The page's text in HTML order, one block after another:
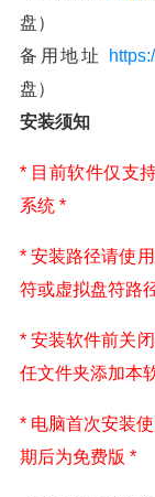
盘）
备用地址
盘）
安装须知
* 目前软件仅支
系统 *
* 安装路径请使
符或虚拟盘符路
* 安装软件前关
任文件夹添加本
* 电脑首次安装
期后为免费版 *